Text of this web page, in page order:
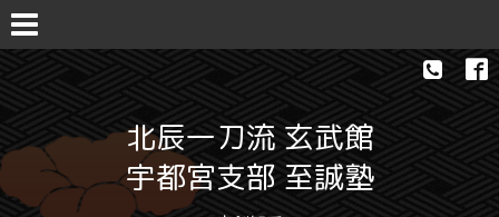
北辰一刀流 玄武館
宇都宮支部 至誠塾